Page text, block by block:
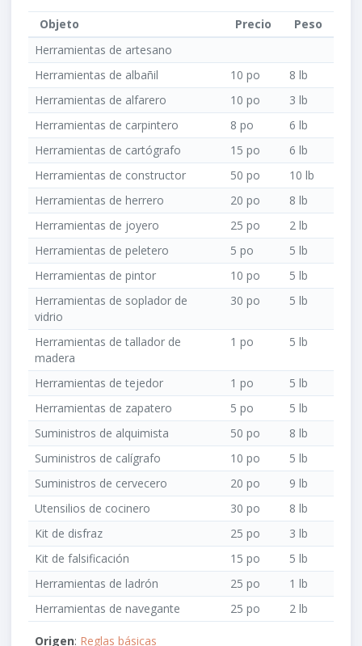
Objeto Precio
Peso
Herramientas de artesano
Herramientas de albañil
10 po
8 lb
Herramientas de alfarero
10 po
3 lb
Herramientas de carpintero
8 po
6 lb
Herramientas de cartógrafo
15 po
6 lb
Herramientas de constructor
50 po
10 lb
Herramientas de herrero
20 po
8 lb
Herramientas de joyero
25 po
2 lb
Herramientas de peletero
5 po
5 lb
Herramientas de pintor
10 po
5 lb
Herramientas de soplador de
vidrio
30 po 5 lb
Herramientas de tallador de
madera
1 po 5 lb
Herramientas de tejedor 1 po
5 lb
Herramientas de zapatero
5 po
5 lb
Suministros de alquimista
50 po
8 lb
Suministros de calígrafo
10 po
5 lb
Suministros de cervecero
20 po
9 lb
Utensilios de cocinero
30 po
8 lb
Kit de disfraz
25 po
3 lb
Kit de falsificación
15 po
5 lb
Herramientas de ladrón
25 po
1 lb
Herramientas de navegante
25 po 2 lb
Origen: Reglas básicas